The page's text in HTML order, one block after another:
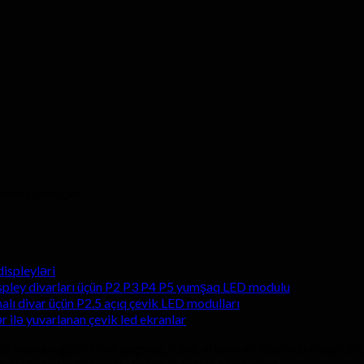
şəhər, çini
divarları üçün P2 P3 P4 P5 yumşaq LED modulu
divar üçün P2.5 açıq çevik LED modulları
ilə yuvarlanan çevik led ekranlar
gəzə bilər, qaçmaq, rulon, atlayın və üzərində rəqs